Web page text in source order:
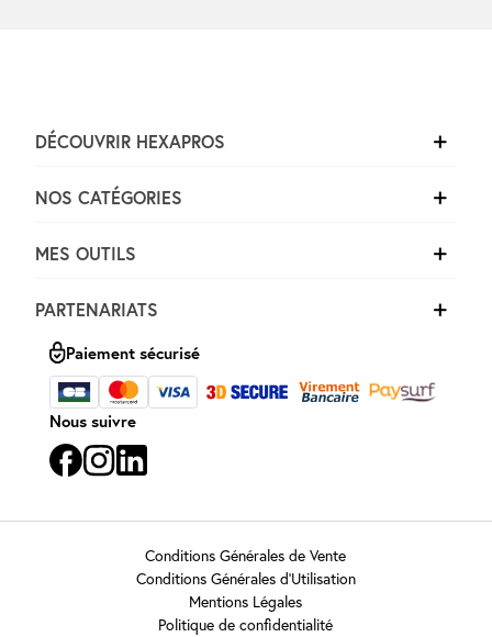
DÉCOUVRIR HEXAPROS
NOS CATÉGORIES
MES OUTILS
PARTENARIATS
Paiement sécurisé
Nous suivre
Conditions Générales de Vente
Conditions Générales d’Utilisation
Mentions Légales
Politique de confidentialité